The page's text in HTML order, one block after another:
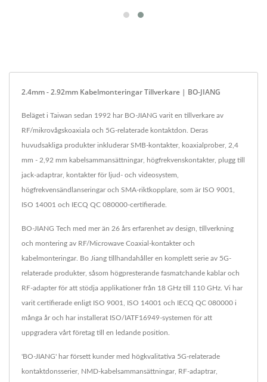
2.4mm - 2.92mm Kabelmonteringar Tillverkare | BO-JIANG
Beläget i Taiwan sedan 1992 har BO-JIANG varit en tillverkare av
RF/mikrovågskoaxiala och 5G-relaterade kontaktdon. Deras
huvudsakliga produkter inkluderar SMB-kontakter, koaxialprober, 2,4
mm - 2,92 mm kabelsammansättningar, högfrekvenskontakter, plugg till
jack-adaptrar, kontakter för ljud- och videosystem,
högfrekvensändlanseringar och SMA-riktkopplare, som är ISO 9001,
ISO 14001 och IECQ QC 080000-certifierade.
BO-JIANG Tech med mer än 26 års erfarenhet av design, tillverkning
och montering av RF/Microwave Coaxial-kontakter och
kabelmonteringar. Bo Jiang tillhandahåller en komplett serie av 5G-
relaterade produkter, såsom högpresterande fasmatchande kablar och
RF-adapter för att stödja applikationer från 18 GHz till 110 GHz. Vi har
varit certifierade enligt ISO 9001, ISO 14001 och IECQ QC 080000 i
många år och har installerat ISO/IATF16949-systemen för att
uppgradera vårt företag till en ledande position.
'BO-JIANG' har försett kunder med högkvalitativa 5G-relaterade
kontaktdonsserier, NMD-kabelsammansättningar, RF-adaptrar,